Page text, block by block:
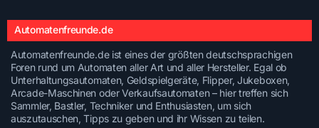
Automatenfreunde.de
Automatenfreunde.de ist eines der größten deutschsprachigen
Foren rund um Automaten aller Art und aller Hersteller. Egal ob
Unterhaltungsautomaten, Geldspielgeräte, Flipper, Jukeboxen,
Arcade-Maschinen oder Verkaufsautomaten – hier treffen sich
Sammler, Bastler, Techniker und Enthusiasten, um sich
auszutauschen, Tipps zu geben und ihr Wissen zu teilen.